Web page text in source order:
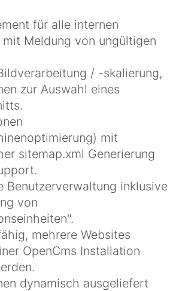
für alle internen
mit Meldung von ungültigen
/ -skalierung,
zur Auswahl eines
mit
sitemap.xml Generierung
Benutzerverwaltung inklusive
von
mehrere Websites
OpenCms Installation
dynamisch ausgeliefert